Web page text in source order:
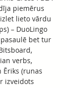
piemērus
lieto vārdu
– DuoLingo
bet tur
verbs,
Ēriks (runas
izveidots